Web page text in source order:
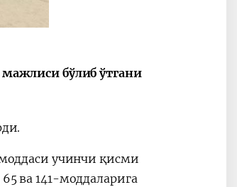
бўлиб ўтгани
учинчи қисми
ва 141-моддаларига